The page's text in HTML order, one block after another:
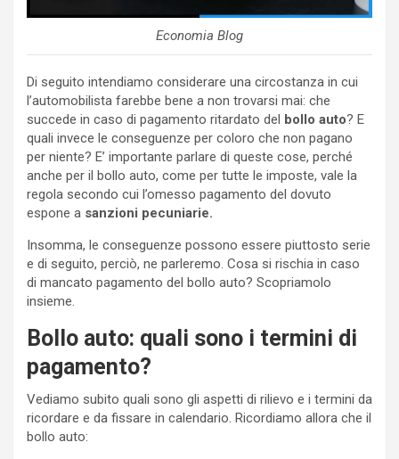
Economia Blog
Di seguito intendiamo considerare una circostanza in cui
l’automobilista farebbe bene a non trovarsi mai: che
succede in caso di pagamento ritardato del bollo auto? E
quali invece le conseguenze per coloro che non pagano
per niente? E’ importante parlare di queste cose, perché
anche per il bollo auto, come per tutte le imposte, vale la
regola secondo cui l’omesso pagamento del dovuto
espone a sanzioni pecuniarie.
Insomma, le conseguenze possono essere piuttosto serie
e di seguito, perciò, ne parleremo. Cosa si rischia in caso
di mancato pagamento del bollo auto? Scopriamolo
insieme.
Bollo auto: quali sono i termini di
pagamento?
Vediamo subito quali sono gli aspetti di rilievo e i termini da
ricordare e da fissare in calendario. Ricordiamo allora che il
bollo auto: